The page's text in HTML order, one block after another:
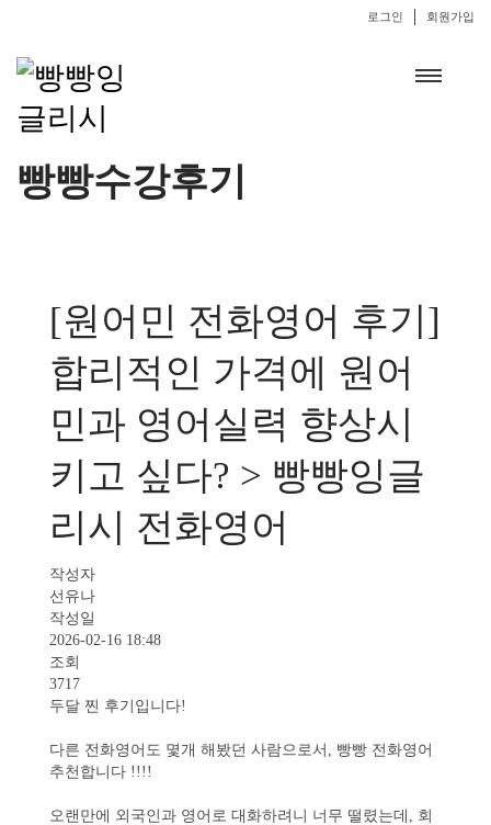
로그인 회원가입
빵빵수강후기
[원어민 전화영어 후기]
합리적인 가격에 원어
민과 영어실력 향상시
키고 싶다? > 빵빵잉글
리시 전화영어
작성자
선유나
작성일
2026-02-16 18:48
조회
3717
두달 찐 후기입니다!
다른 전화영어도 몇개 해봤던 사람으로서, 빵빵 전화영어
추천합니다 !!!!
오랜만에 외국인과 영어로 대화하려니 너무 떨렸는데, 회